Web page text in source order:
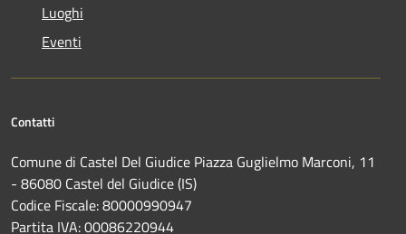
Luoghi
Eventi
Contatti
Comune di Castel Del Giudice Piazza Guglielmo Marconi, 11
- 86080 Castel del Giudice (IS)
Codice Fiscale: 80000990947
Partita IVA: 00086220944